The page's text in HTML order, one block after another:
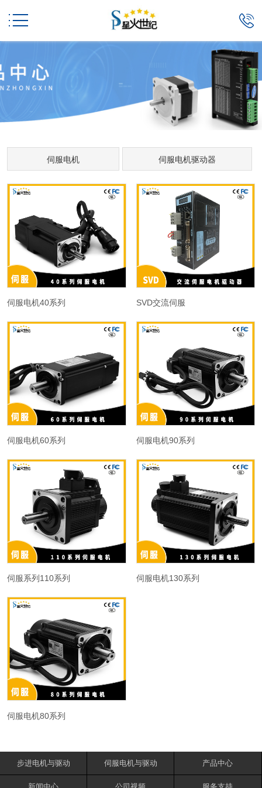
 
伺服电机 伺服电机驱动器
伺服电机40系列 SVD交流伺服
伺服电机60系列 伺服电机90系列
伺服系列110系列 伺服电机130系列
伺服电机80系列
步进电机与驱动 伺服电机与驱动 产品中心